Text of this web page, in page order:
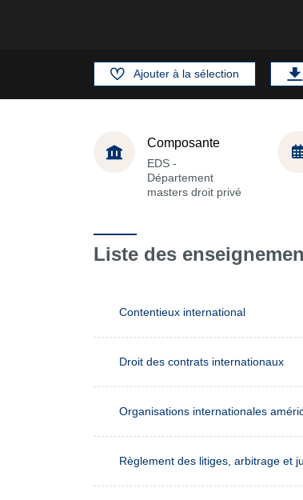
Ajouter à la sélection
Composante
EDS -
Département
masters droit privé
Liste des
Contentieux international
Droit des contrats internationaux
Organisations internationales
Règlement des litiges, arbitrage et